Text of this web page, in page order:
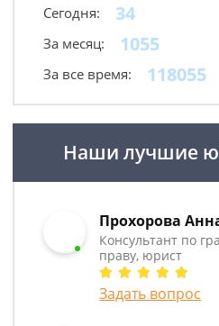
Сегодня: 34
За месяц: 1055
За все время: 118055
Наши лучшие
Прохорова
Консультант по
праву, юрист
Задать вопрос